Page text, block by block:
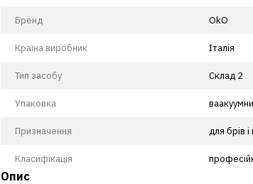
Бренд OkO
Країна виробник Італія
Тип засобу Склад 2
Упаковка
Призначення для брів і
Класифікація
Опис